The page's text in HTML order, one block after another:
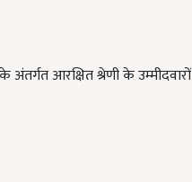
आरक्षित श्रेणी के उम्मीदवारों